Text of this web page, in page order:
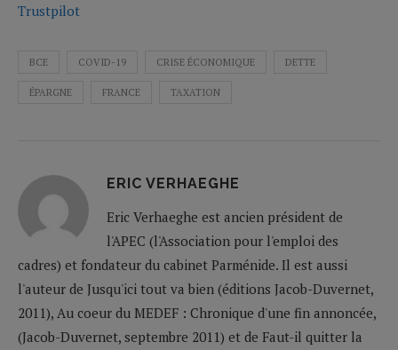
Trustpilot
BCE COVID-19 CRISE ÉCONOMIQUE DETTE
ÉPARGNE FRANCE TAXATION
ERIC VERHAEGHE
Eric Verhaeghe est ancien président de
l'APEC (l'Association pour l'emploi des
cadres) et fondateur du cabinet Parménide. Il est aussi
l'auteur de Jusqu'ici tout va bien (éditions Jacob-Duvernet,
2011), Au coeur du MEDEF : Chronique d'une fin annoncée,
(Jacob-Duvernet, septembre 2011) et de Faut-il quitter la